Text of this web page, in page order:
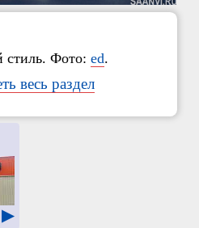
стиль. Фото: ed.
весь раздел
▶